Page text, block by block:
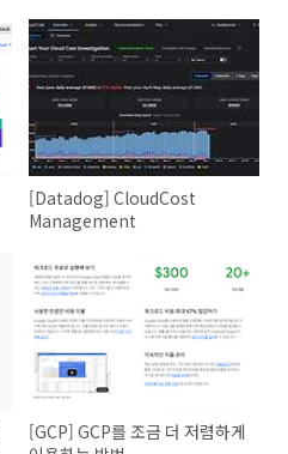
[Datadog] CloudCost
Management
[GCP] GCP를 조금 더 저렴하게